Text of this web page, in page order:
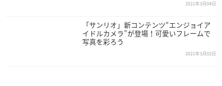
2021年3月04日
「サンリオ」新コンテンツ“エンジョイア
イドルカメラ”が登場！可愛いフレームで
写真を彩ろう
2021年3月02日